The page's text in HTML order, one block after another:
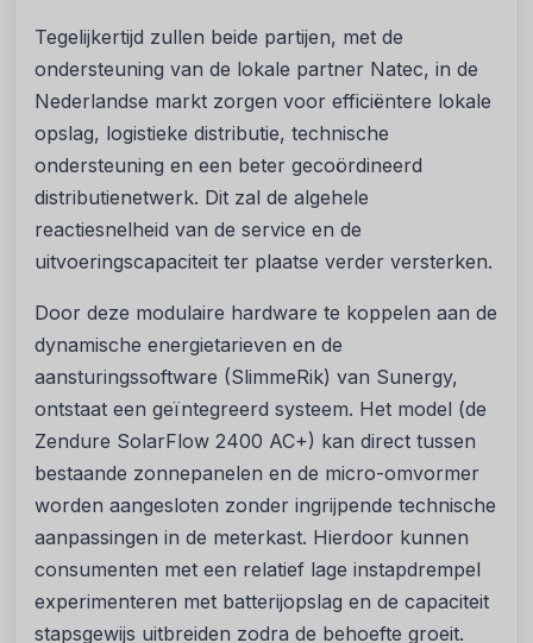
Tegelijkertijd zullen beide partijen, met de
ondersteuning van de lokale partner Natec, in de
Nederlandse markt zorgen voor efficiëntere lokale
opslag, logistieke distributie, technische
ondersteuning en een beter gecoördineerd
distributienetwerk. Dit zal de algehele
reactiesnelheid van de service en de
uitvoeringscapaciteit ter plaatse verder versterken.
Door deze modulaire hardware te koppelen aan de
dynamische energietarieven en de
aansturingssoftware (SlimmeRik) van Sunergy,
ontstaat een geïntegreerd systeem. Het model (de
Zendure SolarFlow 2400 AC+) kan direct tussen
bestaande zonnepanelen en de micro-omvormer
worden aangesloten zonder ingrijpende technische
aanpassingen in de meterkast. Hierdoor kunnen
consumenten met een relatief lage instapdrempel
experimenteren met batterijopslag en de capaciteit
stapsgewijs uitbreiden zodra de behoefte groeit.